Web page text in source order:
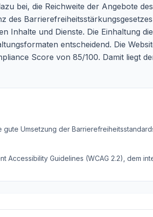
bei, die Reichweite der Angebote
des
Inhalte und Dienste. Die Einhaltung
entscheidend. Die
Score von 85/100. Damit liegt
gute Umsetzung der
Accessibility Guidelines (WCAG 2.2), dem